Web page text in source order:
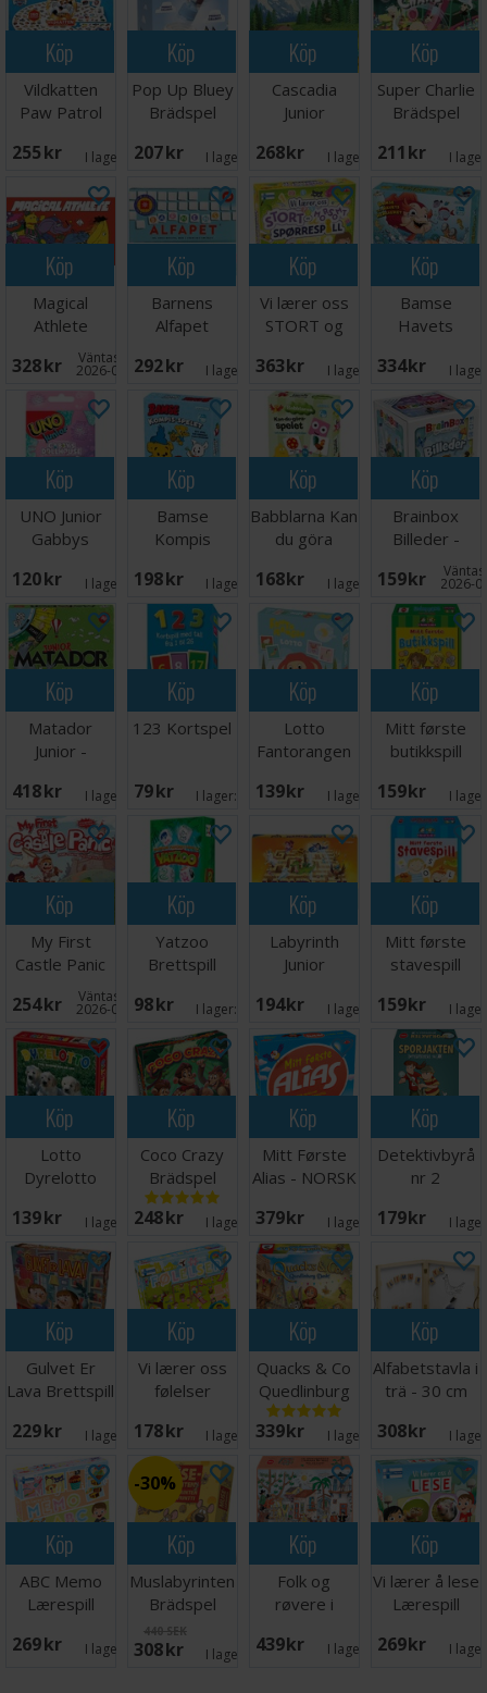
Köp
Vildkatten
Paw Patrol
255 SEK I lager: 5
Köp
Pop Up Bluey
Brädspel
207 SEK I lager: 3
Köp
Cascadia
Junior
Svensk
268 SEK I lager: 2
Köp
Super Charlie
Brädspel
211 SEK I
Köp
Magical
Athlete
Brädspel
328 SEK Väntas in:
2026-09-30
Köp
Barnens
Alfapet
292 SEK I lager: 4
Köp
Vi lærer oss
STORT og
NORSK
363 SEK I lager: 2
Köp
Bamse
Havets
Brädspel
334 SEK I
Köp
UNO Junior
Gabbys
Kortspel
120 SEK I lager:
Köp
Bamse
Kompis
Brädspel
198 SEK I lager:
Köp
Babblarna Kan
du göra
Brädspel
168 SEK I lager:
Köp
Brainbox
Billeder -
DANSK
159 SEK 2026-
Köp
Matador
Junior -
418 SEK I lager:
Köp
123 Kortspel
79 SEK I lager:
Köp
Lotto
Fantorangen
139 SEK I lager:
Köp
Mitt første
butikkspill
159 SEK I
Köp
My First
Castle Panic
Brädspel
254 SEK Väntas in:
2026-09-30
Köp
Yatzoo
Brettspill
98 SEK I lager:
Köp
Labyrinth
Junior
194 SEK I lager:
Köp
Mitt første
stavespill
159 SEK I
Köp
Lotto
Dyrelotto
139 SEK I lager: 7
Köp
Coco Crazy
Brädspel
248 SEK I lager: 7
Köp
Mitt Første
Alias - NORSK
379 SEK I lager:
Köp
Detektivbyrå
nr 2
Brettspill
179 SEK I
Köp
Gulvet Er
Lava Brettspill
229 SEK I lager:
Köp
Vi lærer oss
følelser
178 SEK I lager: 7
Köp
Quacks & Co
Quedlinburg
Dash
Brädspel
339 SEK I lager: 2
Köp
Alfabetstavla i
trä - 30 cm
308 SEK I
Köp
ABC Memo
Lærespill
269 SEK I lager: 2
Köp
30%
Muslabyrinten
Brädspel
440 SEK
308 SEK I lager: 2
Köp
Folk og
røvere i
By Spill
439 SEK I lager: 2
Köp
Vi lærer å lese
Lærespill
269 SEK I